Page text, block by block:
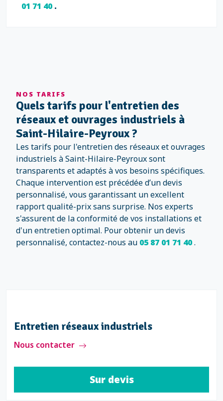
01 71 40.
NOS TARIFS
Quels tarifs pour l'entretien des
réseaux et ouvrages industriels à
Saint-Hilaire-Peyroux ?
Les tarifs pour l'entretien des réseaux et ouvrages
industriels à Saint-Hilaire-Peyroux sont
transparents et adaptés à vos besoins spécifiques.
Chaque intervention est précédée d’un devis
personnalisé, vous garantissant un excellent
rapport qualité-prix sans surprise. Nos experts
s'assurent de la conformité de vos installations et
d'un entretien optimal. Pour obtenir un devis
personnalisé, contactez-nous au 05 87 01 71 40.
Entretien réseaux industriels
Nous contacter
Sur devis